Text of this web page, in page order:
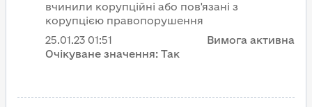
вчинили корупційні або пов'язані з
корупцією правопорушення
25.01.23 01:51
Вимога активна
Очікуване значення: Так